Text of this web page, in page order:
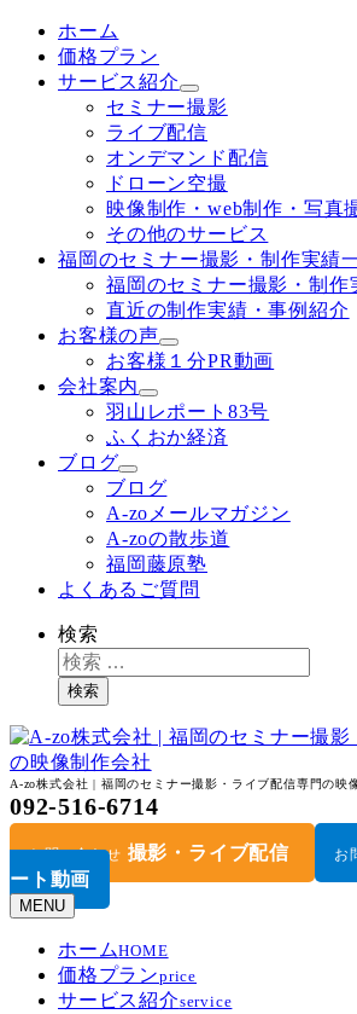
ホーム
価格プラン
サービス紹介
セミナー撮影
ライブ配信
オンデマンド配信
ドローン空撮
映像制作・web制作・写真
その他のサービス
福岡のセミナー撮影・制作実績
福岡のセミナー撮影・制作
直近の制作実績・事例紹介
お客様の声
お客様１分PR動画
会社案内
羽山レポート83号
ふくおか経済
ブログ
ブログ
A-zoメールマガジン
A-zoの散歩道
福岡藤原塾
よくあるご質問
検索
検索
A-zo株式会社 | 福岡のセミナー撮影・ライブ配信専門の映
092-516-6714
お問い合わせ 撮影・ライブ配信 お
ート動画
MENU
ホームHOME
価格プランprice
サービス紹介service